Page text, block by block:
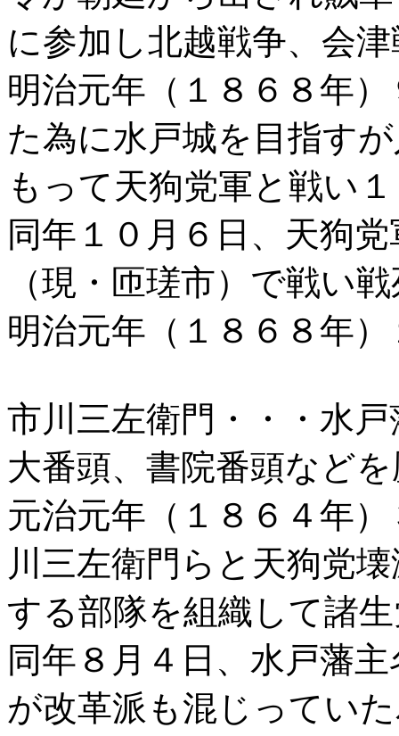
に参加し北越戦争、会
明治元年（１８６８年
た為に水戸城を目指す
もって天狗党軍と戦い
同年１０月６日、天狗
（現・匝瑳市）で戦い
明治元年（１８６８年
市川三左衛門・・・水戸
大番頭、書院番頭など
元治元年（１８６４年
川三左衛門らと天狗党
する部隊を組織して諸
同年８月４日、水戸藩
が改革派も混じってい